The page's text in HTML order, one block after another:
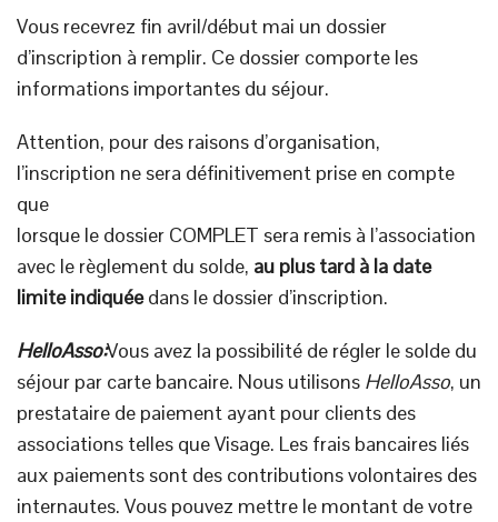
Vous recevrez fin avril/début mai un dossier
d’inscription à remplir. Ce dossier comporte les
informations importantes du séjour.
Attention, pour des raisons d’organisation,
l’inscription ne sera définitivement prise en compte
que
lorsque le dossier COMPLET sera remis à l’association
avec le règlement du solde, au plus tard à la date
limite indiquéedans le dossier d’inscription.
HelloAsso:Vous avez la possibilité de régler le solde du
séjour par carte bancaire. Nous utilisons HelloAsso, un
prestataire de paiement ayant pour clients des
associations telles que Visage. Les frais bancaires liés
aux paiements sont des contributions volontaires des
internautes. Vous pouvez mettre le montant de votre